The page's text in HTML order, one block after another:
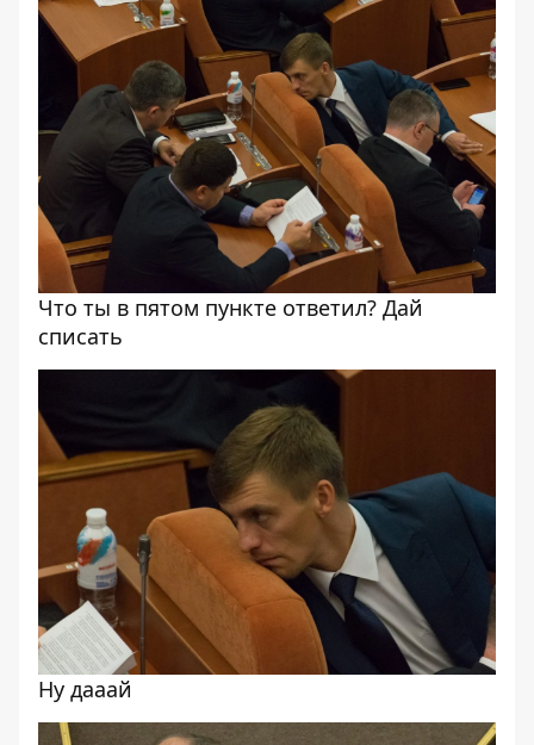
Что ты в пятом пункте ответил? Дай
списать
Ну дааай